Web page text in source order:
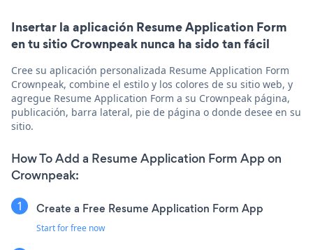
Insertar la aplicación Resume Application Form
en tu sitio Crownpeak nunca ha sido tan fácil
Cree su aplicación personalizada Resume Application Form
Crownpeak, combine el estilo y los colores de su sitio web, y
agregue Resume Application Form a su Crownpeak página,
publicación, barra lateral, pie de página o donde desee en su
sitio.
How To Add a Resume Application Form App on
Crownpeak:
Create a Free Resume Application Form App
Start for free now